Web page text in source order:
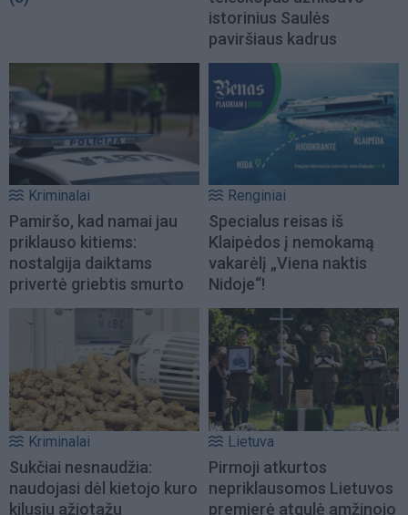
istorinius Saulės
paviršiaus kadrus
Kriminalai
Pamiršo, kad namai jau
priklauso kitiems:
nostalgija daiktams
privertė griebtis smurto
Renginiai
Specialus reisas iš
Klaipėdos į nemokamą
vakarėlį „Viena naktis
Nidoje“!
Kriminalai
Sukčiai nesnaudžia:
naudojasi dėl kietojo kuro
kilusiu ažiotažu
Lietuva
Pirmoji atkurtos
nepriklausomos Lietuvos
premjerė atgulė amžinojo